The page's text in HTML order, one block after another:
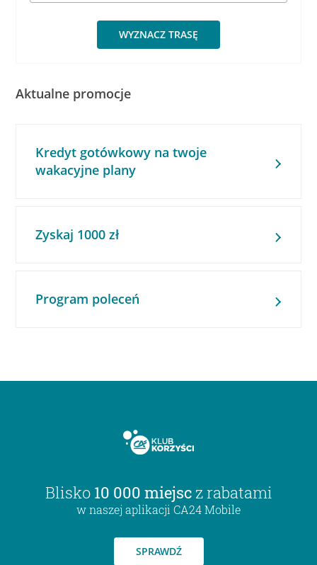
WYZNACZ TRASĘ
Aktualne promocje
Kredyt gotówkowy na twoje
wakacyjne plany
Zyskaj 1000 zł
Program poleceń
Blisko 10 000 miejsc z rabatami
w naszej aplikacji CA24 Mobile
SPRAWDŹ